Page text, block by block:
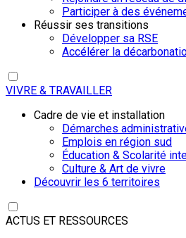
Participer à des
Réussir ses transitions
Développer sa RSE
Accélérer la
VIVRE & TRAVAILLER
Cadre de vie et installation
Démarches
Emplois en région sud
Éducation & Scolarité
Culture & Art de vivre
Découvrir les 6 territoires
ACTUS ET RESSOURCES